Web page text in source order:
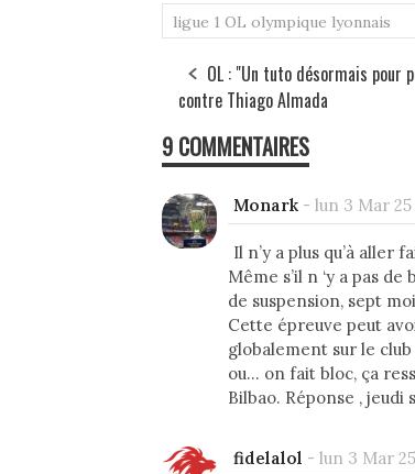
ligue 1 OL olympique lyonnais
OL : "Un tuto désormais pour
contre Thiago Almada
9 COMMENTAIRES
Monark - lun 3 Mar 25
Il n’y a plus qu’à aller
Même s’il n ‘y a pas
de suspension, sept
Cette épreuve peut
globalement sur le
ou… on fait bloc, ça
Bilbao. Réponse , jeudi
fidelalol - lun 3 Mar